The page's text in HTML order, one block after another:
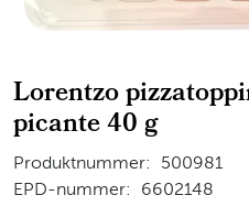
Lorentzo
picante 40 g
Produktnummer:
500981
EPD-nummer:
6602148